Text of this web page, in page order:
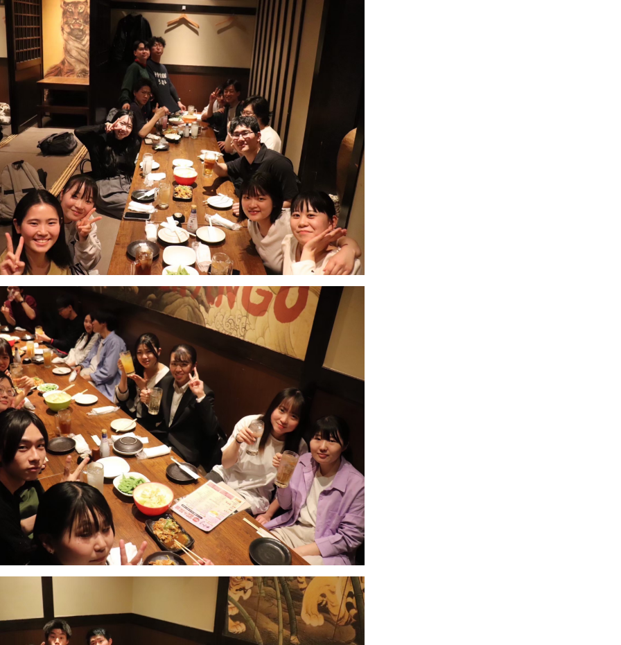
全日本学生弓道選手権
大会（インカレ）
リーグ戦（女子）
リーグ戦（男子）
練習試合（女子）
練習試合（男子）
新人戦
２０１５年 リーグ戦（女子）
リーグ戦（男子）
関西学生弓道選手権大
会
新人戦
リーグ戦練習試合（女
子）
リーグ戦練習試合（男
子）
新人戦練習試合
２０１６年 リーグ戦(女子)
リーグ戦(男子)
リーグ戦練習試合(女子)
新人戦練習試合
新人戦
リーグ戦練習試合(男子)
２０１７年 新人戦練習試合
新人戦
京選
関西学生弓道選手権大
全国大学弓道選抜大会
全日本学生弓道選手権
大会（インカレ）
リーグ戦（男子）
リーグ戦（女子）
２０１８年 新人戦
京選
関西学生弓道選手権大
全国大学弓道選抜大会
全日本学生弓道選手権
大会(インカレ)
リーグ戦(男子)
リーグ戦(女子)
２０１９年 新人戦
京選
関西学生弓道選手権大
会
全国大学弓道選抜大会
全日本学生弓道選手権
大会（インカレ）
リーグ戦（男子）
リーグ戦（女子）
２０２０年 地区推薦大学弓道大会
選出試合
全日本学生弓道選手権
大会（インカレ）
全日本学生弓道選手権
大会（インカレ）決勝
トーナメント
２０２１年 新人戦
全国大学弓道選抜大会
関西学生弓道選手権大
会
全日本学生弓道選手権
大会（インカレ）
リーグ戦 （男子）
リーグ戦 （女子）
２０２２年 新人戦
京都学生弓道選手権大
会
関西学生弓道選手権大
会
全国大学弓道選抜大会
全日本学生弓道選手権
大会(インカレ)
リーグ戦(男子)
リーグ戦(女子)
２０２３年 リーグ戦（女子）
リーグ戦（男子）
京都府学生弓道選手権
大会
全国学生弓道選手権大
全日本学生弓道選手権
大会
新人戦
関西学生弓道選手権大
会
BBQ
インカレ
合宿
インカレ
百射会
京選
関選
BBQ
インカレ
合宿
リーグ打ち上げ
２０１６年
新入生歓迎会
京選
関選
BBQ
京選
全国大学弓道選抜大会
卒業式
合宿
新年会
新歓
納射
２０１８年
卒業式
新歓
京選
関西学生弓道選手権大
会
全国大学弓道選抜大会
全日本学生弓道選手権
大会（インカレ）
納射
２０１９年
追いコン
卒業式
新歓
京選
関西学生弓道選手権大
会
全国大学弓道選抜大会
納射
２０２０年 三十三間堂
納射
２０２１年 全国大学弓道選抜大会